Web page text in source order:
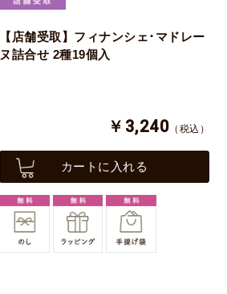
【店舗受取】フィナンシェ･マドレー
ヌ詰合せ 2種19個入
￥3,240 （税込）
カートに入れる